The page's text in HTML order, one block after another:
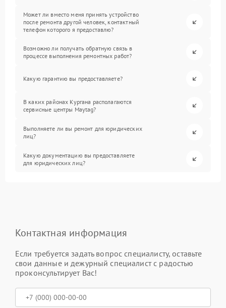
Может ли вместо меня принять устройство
после ремонта другой человек, контактный
телефон которого я предоставлю?
Возможно ли получать обратную связь в
процессе выполнения ремонтных работ?
Какую гарантию вы предоставляете?
В каких районах Кургана располагаются
сервисные центры Maytag?
Выполняете ли вы ремонт для юридических
лиц?
Какую документацию вы предоставляете
для юридических лиц?
Контактная информация
Если требуется задать вопрос специалисту, оставьте
свои данные и дежурный специалист с радостью
проконсультирует Вас!